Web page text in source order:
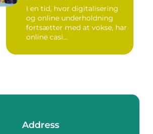
I en tid, hvor digitalisering
og online underholdning
fortsætter med at vokse, har
online casi...
Address